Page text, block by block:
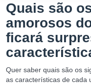
Quais são
amorosos
ficará
Quer saber quais são os
as características de cada